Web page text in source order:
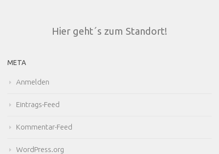
Hier geht´s zum Standort!
META
Anmelden
Eintrags-Feed
Kommentar-Feed
WordPress.org